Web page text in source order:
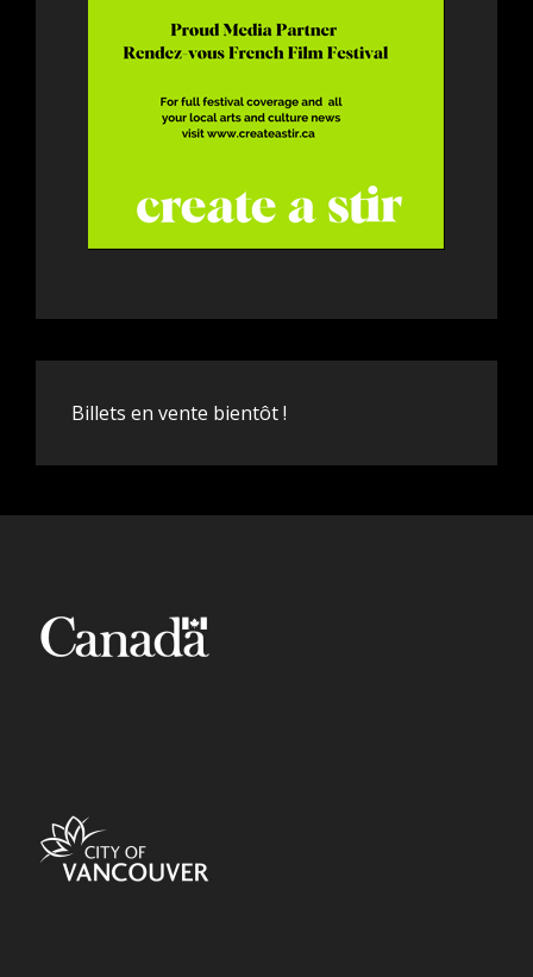
Billets en vente bientôt !